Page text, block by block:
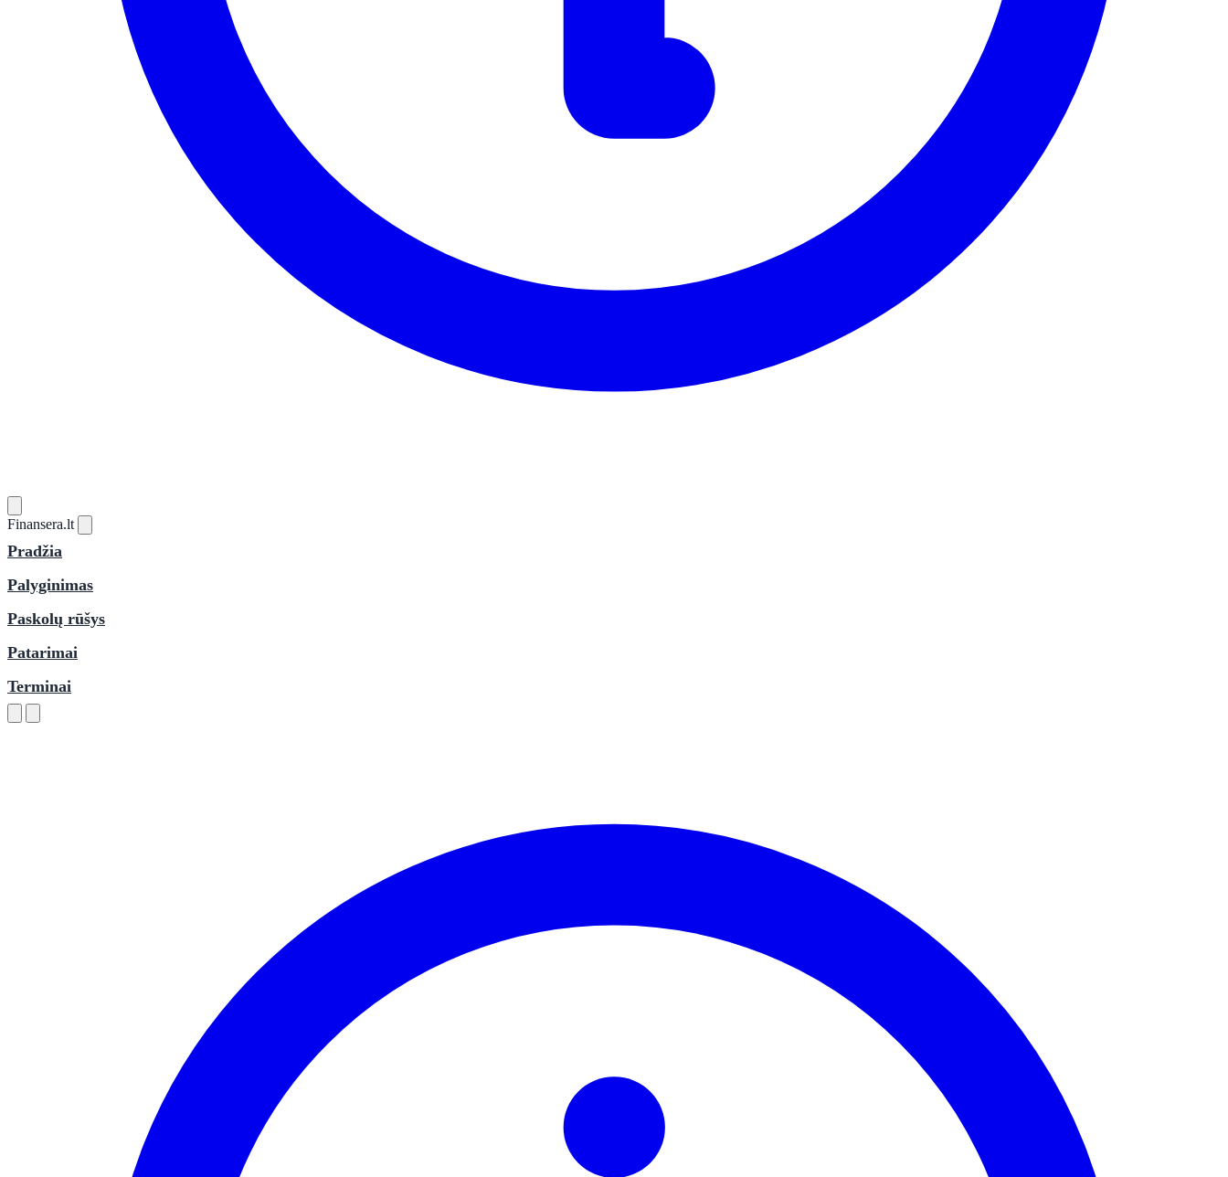
Finansera.lt
Pradžia
Palyginimas
Paskolų rūšys
Patarimai
Terminai